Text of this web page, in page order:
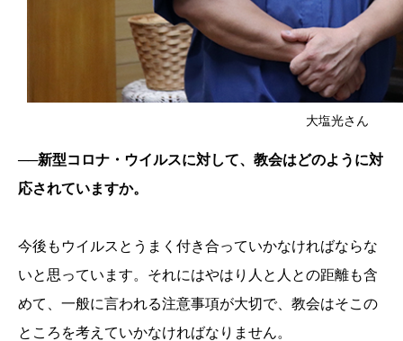
大塩光さん
──新型コロナ・ウイルスに対して、教会はどのように対
応されていますか。
今後もウイルスとうまく付き合っていかなければならな
いと思っています。それにはやはり人と人との距離も含
めて、一般に言われる注意事項が大切で、教会はそこの
ところを考えていかなければなりません。